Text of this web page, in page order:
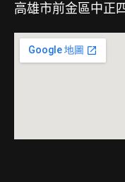
高雄市前金區中正